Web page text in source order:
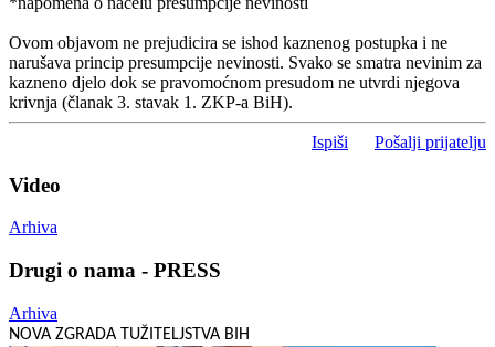
Ovom objavom ne prejudicira se ishod kaznenog postupka i ne
narušava princip presumpcije nevinosti. Svako se smatra nevinim za
kazneno djelo dok se pravomoćnom presudom ne utvrdi njegova
krivnja (članak 3. stavak 1. ZKP-a BiH).
Ispiši Pošalji prijatelju
Video
Arhiva
Drugi o nama - PRESS
Arhiva
NOVA ZGRADA TUŽITELJSTVA BIH